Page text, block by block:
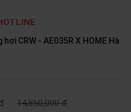
CRW - AE035R X HOME Hà
đ 14,850,000 đ